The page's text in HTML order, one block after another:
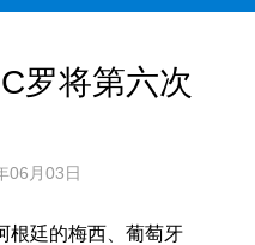
罗将第六次
06月03日
根廷的梅西、葡萄牙